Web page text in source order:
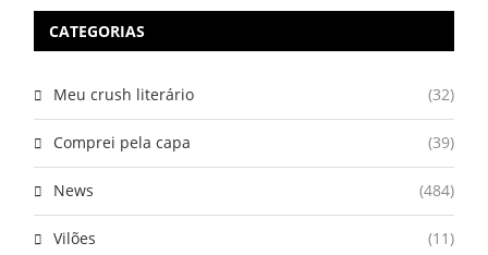
CATEGORIAS
Meu crush literário (32)
Comprei pela capa (39)
News (484)
Vilões (11)